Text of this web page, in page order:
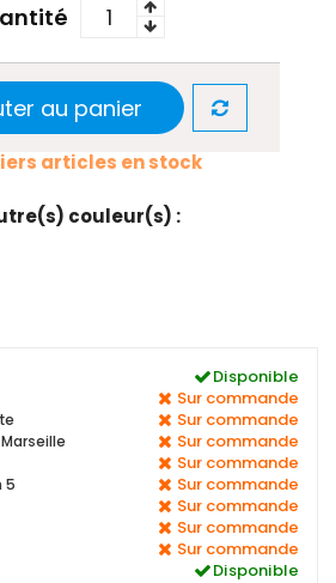
au panier
articles en stock
couleur(s) :
Disponible
Sur commande
Sur commande
Sur commande
Sur commande
5 Sur commande
Sur commande
Sur commande
Sur commande
Disponible